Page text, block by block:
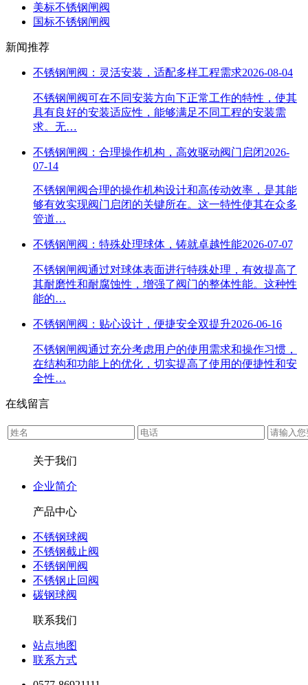
美标不锈钢闸阀
国标不锈钢闸阀
新闻推荐
不锈钢闸阀：灵活安装，适配多样工程需求2026-08-04
不锈钢闸阀可在不同安装方向下正常工作的特性，使其
具有良好的安装适应性，能够满足不同工程的安装需
求。无…
不锈钢闸阀：合理操作机构，高效驱动阀门启闭2026-
07-14
不锈钢闸阀合理的操作机构设计和高传动效率，是其能
够有效实现阀门启闭的关键所在。这一特性使其在众多
管道…
不锈钢闸阀：特殊处理球体，铸就卓越性能2026-07-07
不锈钢闸阀通过对球体表面进行特殊处理，有效提高了
其耐磨性和耐腐蚀性，增强了阀门的整体性能。这种性
能的…
不锈钢闸阀：贴心设计，便捷安全双提升2026-06-16
不锈钢闸阀通过充分考虑用户的使用需求和操作习惯，
在结构和功能上的优化，切实提高了使用的便捷性和安
全性…
在线留言
关于我们
企业简介
产品中心
不锈钢球阀
不锈钢截止阀
不锈钢闸阀
不锈钢止回阀
碳钢球阀
联系我们
站点地图
联系方式